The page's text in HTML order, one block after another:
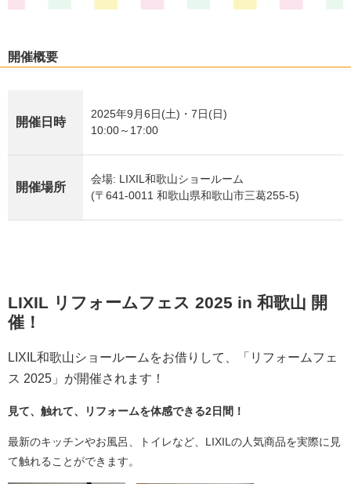
開催概要
開催日時
2025年9月6日(土)・7日(日)
10:00～17:00
開催場所
会場: LIXIL和歌山ショールーム
(〒641-0011 和歌山県和歌山市三葛255-5)
LIXIL リフォームフェス 2025 in 和歌山 開
催！
LIXIL和歌山ショールームをお借りして、「リフォームフェ
ス 2025」が開催されます！
見て、触れて、リフォームを体感できる2日間！
最新のキッチンやお風呂、トイレなど、LIXILの人気商品を実際に見
て触れることができます。